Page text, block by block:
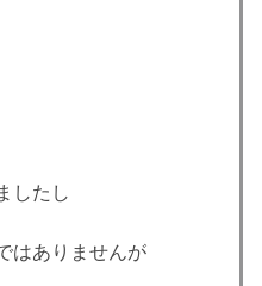
したし
はありませんが